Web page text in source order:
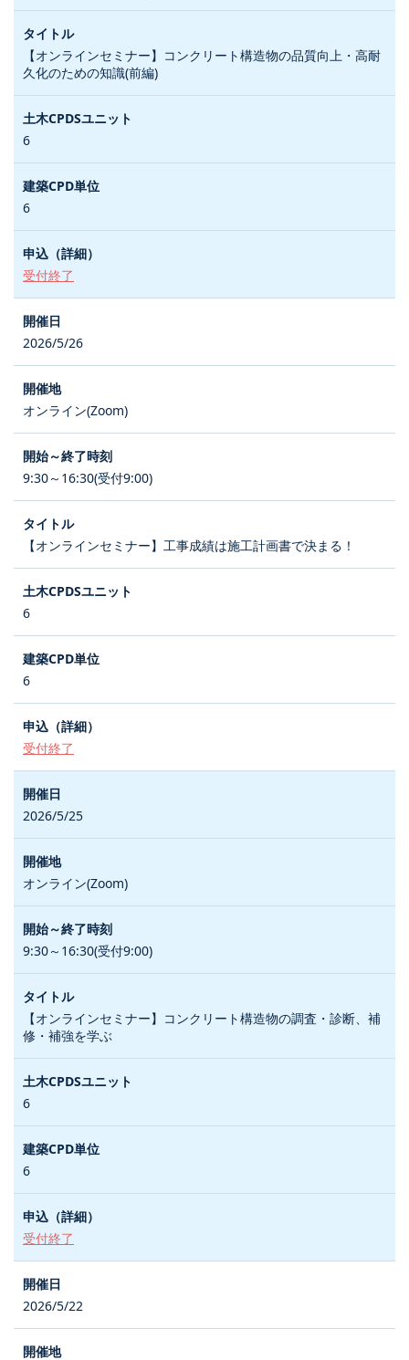
【オンラインセミナー】コンクリート構造物の品質向上・高耐
久化のための知識(前編)
6
6
受付終了
2026/5/26
オンライン(Zoom)
9:30～16:30(受付9:00)
【オンラインセミナー】工事成績は施工計画書で決まる！
6
6
受付終了
2026/5/25
オンライン(Zoom)
9:30～16:30(受付9:00)
【オンラインセミナー】コンクリート構造物の調査・診断、補
修・補強を学ぶ
6
6
受付終了
2026/5/22